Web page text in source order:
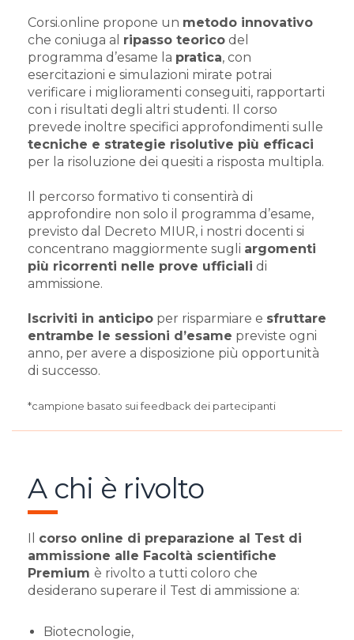
Corsi.online propone un metodo innovativo
che coniuga al ripasso teorico del
programma d’esame la pratica, con
esercitazioni e simulazioni mirate potrai
verificare i miglioramenti conseguiti, rapportarti
con i risultati degli altri studenti. Il corso
prevede inoltre specifici approfondimenti sulle
tecniche e strategie risolutive più efficaci
per la risoluzione dei quesiti a risposta multipla.
Il percorso formativo ti consentirà di
approfondire non solo il programma d’esame,
previsto dal Decreto MIUR, i nostri docenti si
concentrano maggiormente sugli argomenti
più ricorrenti nelle prove ufficiali di
ammissione.
Iscriviti in anticipo per risparmiare e sfruttare
entrambe le sessioni d’esame previste ogni
anno, per avere a disposizione più opportunità
di successo.
*campione basato sui feedback dei partecipanti
A chi è rivolto
corso online di preparazione al Test di
ammissione alle Facoltà scientifiche
Premium è rivolto a tutti coloro che
desiderano superare il Test di ammissione a:
Biotecnologie,